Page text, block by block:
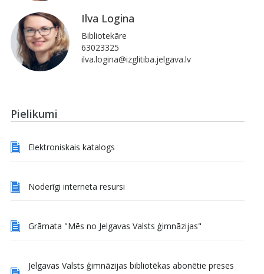
Ilva Logina
Bibliotekāre
63023325
ilva.logina@izglitiba.jelgava.lv
Pielikumi
Elektroniskais katalogs
Noderīgi interneta resursi
Grāmata "Mēs no Jelgavas Valsts ģimnāzijas"
Jelgavas Valsts ģimnāzijas bibliotēkas abonētie preses